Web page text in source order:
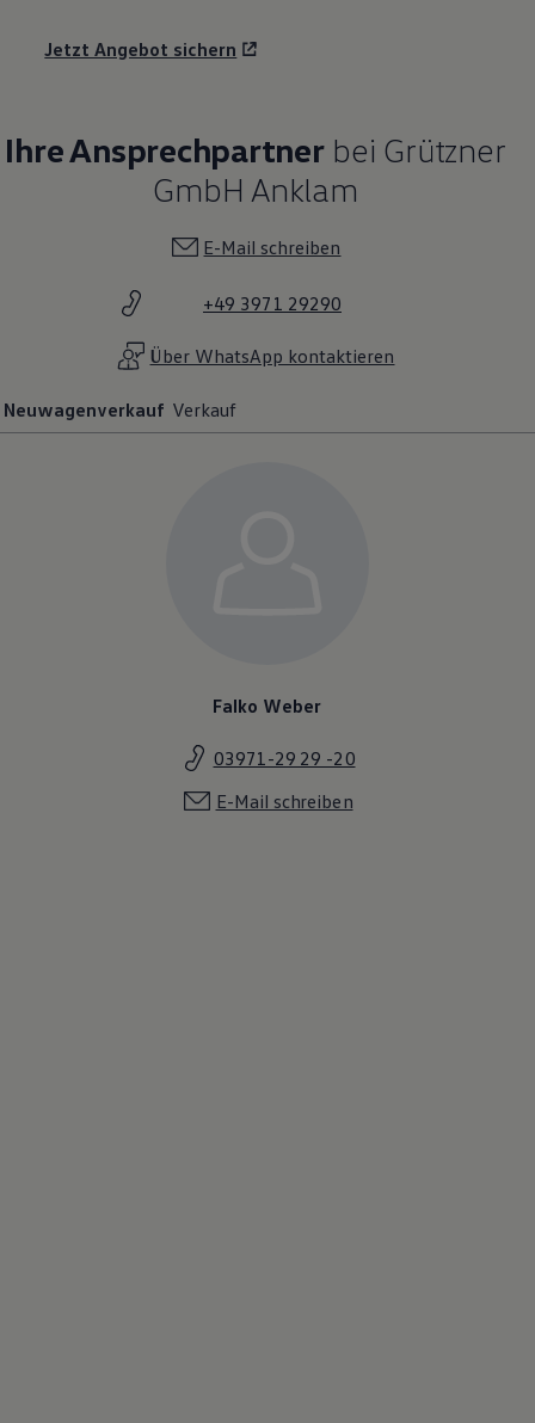
Jetzt Angebot sichern
Ihre Ansprechpartnerbei Grützner
GmbH Anklam
E-Mail schreiben
+49 3971 29290
Über WhatsApp kontaktieren
Neuwagenverkauf Verkauf
Falko Weber
03971-29 29 -20
E-Mail schreiben